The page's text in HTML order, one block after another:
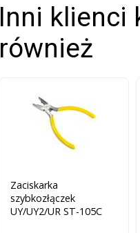
Inni klienci
również
Zaciskarka
szybkozłączek
UY/UY2/UR ST-105C